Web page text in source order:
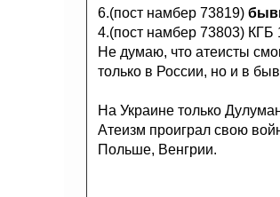
6.(пост намбер 73819)
4.(пост намбер 73803) КГБ
Не думаю, что атеисты
только в России, но и в
На Украине только
Атеизм проиграл свою
Польше, Венгрии.